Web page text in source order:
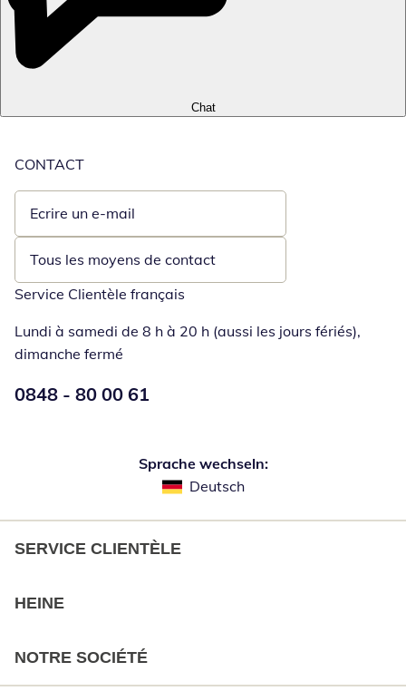
Chat
CONTACT
Ecrire un e-mail
Ouvre un client de messagerie
Tous les moyens de contact
Service Clientèle français
Lundi à samedi de 8 h à 20 h (aussi les jours fériés),
dimanche fermé
Numéro de téléphone:
0848 - 80 00 61
Sprache wechseln:
Deutsch
SERVICE CLIENTÈLE
HEINE
NOTRE SOCIÉTÉ